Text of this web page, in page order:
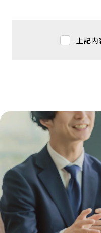
安全衛生法違反
業務災害につい
給付の期間等は
て労働基準監督
弊所はお客様の
提出までを代行
と認められなか
び保険の切替手
上記内